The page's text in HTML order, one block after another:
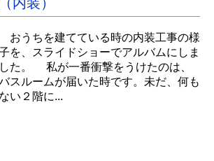
おうちを建てている時の内装工事の様
を、スライドショーでアルバムにしま
した。 私が一番衝撃をうけたのは、
スルームが届いた時です。未だ、何も
ない２階に...